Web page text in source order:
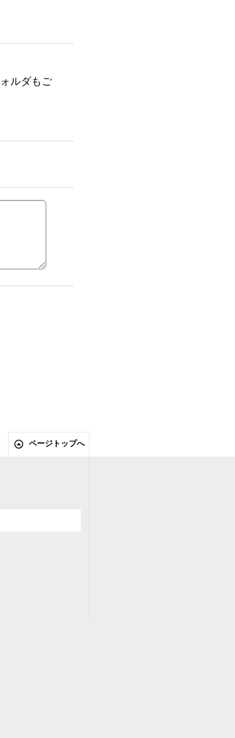
ルダもご
ページトップへ